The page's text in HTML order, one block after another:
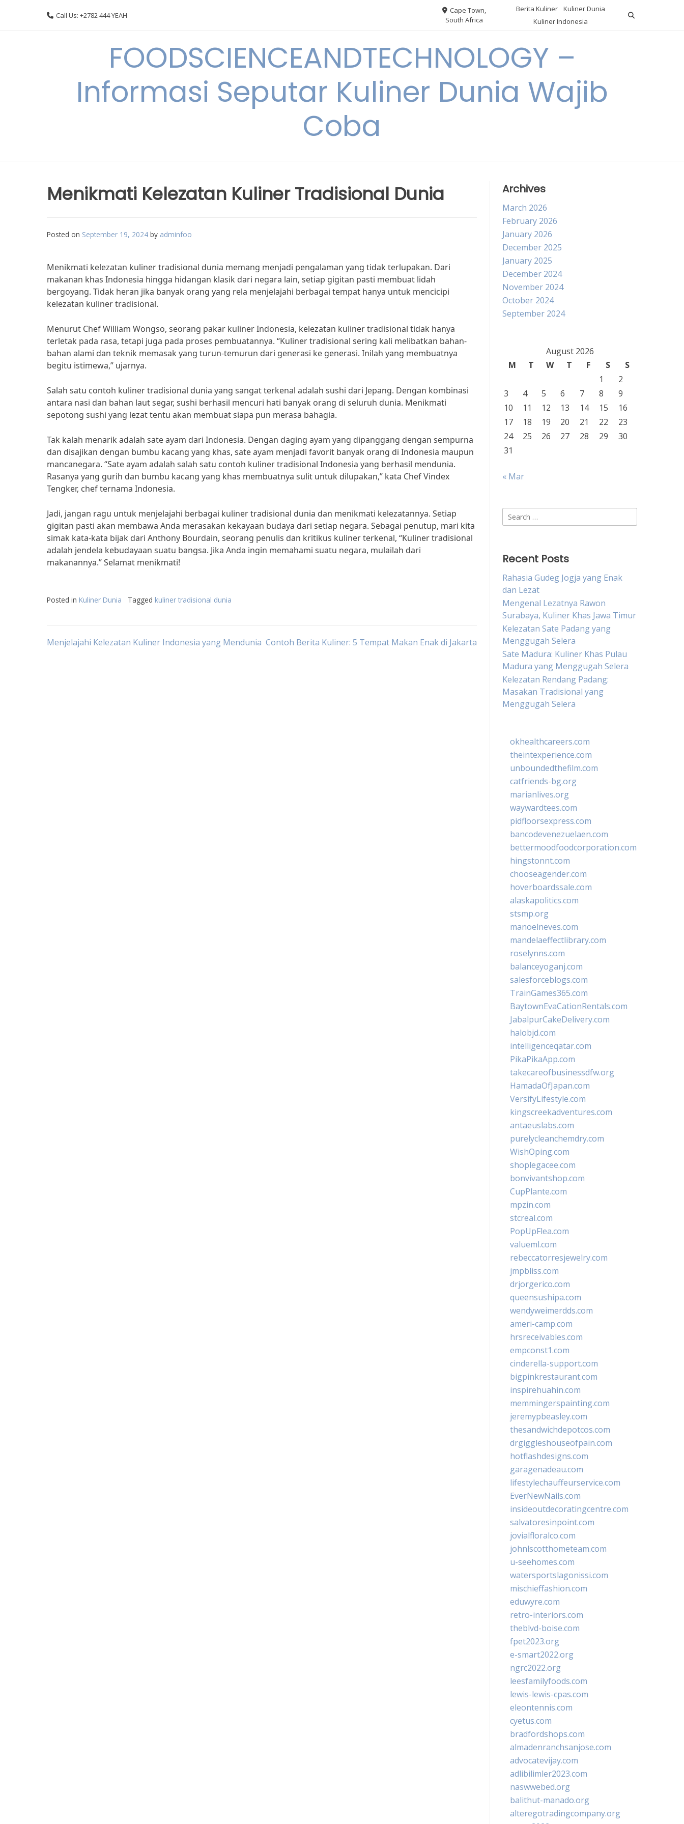
Call Us: +2782 444 YEAH
Cape Town,
South Africa
Berita Kuliner
Kuliner Dunia
Kuliner Indonesia
FOODSCIENCEANDTECHNOLOGY –
Informasi Seputar Kuliner Dunia Wajib
Coba
Menikmati Kelezatan Kuliner Tradisional Dunia
Posted on September 19, 2024 by adminfoo
Menikmati kelezatan kuliner tradisional dunia memang menjadi pengalaman yang tidak terlupakan. Dari
makanan khas Indonesia hingga hidangan klasik dari negara lain, setiap gigitan pasti membuat lidah
bergoyang. Tidak heran jika banyak orang yang rela menjelajahi berbagai tempat hanya untuk mencicipi
kelezatan kuliner tradisional.
Menurut Chef William Wongso, seorang pakar kuliner Indonesia, kelezatan kuliner tradisional tidak hanya
terletak pada rasa, tetapi juga pada proses pembuatannya. “Kuliner tradisional sering kali melibatkan bahan-
bahan alami dan teknik memasak yang turun-temurun dari generasi ke generasi. Inilah yang membuatnya
begitu istimewa,” ujarnya.
Salah satu contoh kuliner tradisional dunia yang sangat terkenal adalah sushi dari Jepang. Dengan kombinasi
antara nasi dan bahan laut segar, sushi berhasil mencuri hati banyak orang di seluruh dunia. Menikmati
sepotong sushi yang lezat tentu akan membuat siapa pun merasa bahagia.
Tak kalah menarik adalah sate ayam dari Indonesia. Dengan daging ayam yang dipanggang dengan sempurna
dan disajikan dengan bumbu kacang yang khas, sate ayam menjadi favorit banyak orang di Indonesia maupun
mancanegara. “Sate ayam adalah salah satu contoh kuliner tradisional Indonesia yang berhasil mendunia.
Rasanya yang gurih dan bumbu kacang yang khas membuatnya sulit untuk dilupakan,” kata Chef Vindex
Tengker, chef ternama Indonesia.
Jadi, jangan ragu untuk menjelajahi berbagai kuliner tradisional dunia dan menikmati kelezatannya. Setiap
gigitan pasti akan membawa Anda merasakan kekayaan budaya dari setiap negara. Sebagai penutup, mari kita
simak kata-kata bijak dari Anthony Bourdain, seorang penulis dan kritikus kuliner terkenal, “Kuliner tradisional
adalah jendela kebudayaan suatu bangsa. Jika Anda ingin memahami suatu negara, mulailah dari
makanannya.” Selamat menikmati!
Posted in Kuliner Dunia Tagged kuliner tradisional dunia
Post
Menjelajahi Kelezatan Kuliner Indonesia yang Mendunia Contoh Berita Kuliner: 5 Tempat Makan Enak di Jakarta
Archives
March 2026
February 2026
January 2026
December 2025
January 2025
December 2024
November 2024
October 2024
September 2024
August 2026
M
T W T F S
S
1
2
3
4 5 6 7 8
9
10
11 12 13 14 15
16
17
18 19 20 21 22
23
24
25 26 27 28 29
30
31
« Mar
Search
for:
Recent Posts
Rahasia Gudeg Jogja yang Enak
dan Lezat
Mengenal Lezatnya Rawon
Surabaya, Kuliner Khas Jawa Timur
Kelezatan Sate Padang yang
Menggugah Selera
Sate Madura: Kuliner Khas Pulau
Madura yang Menggugah Selera
Kelezatan Rendang Padang:
Masakan Tradisional yang
Menggugah Selera
okhealthcareers.com
theintexperience.com
unboundedthefilm.com
catfriends-bg.org
marianlives.org
waywardtees.com
pidfloorsexpress.com
bancodevenezuelaen.com
bettermoodfoodcorporation.com
hingstonnt.com
chooseagender.com
hoverboardssale.com
alaskapolitics.com
stsmp.org
manoelneves.com
mandelaeffectlibrary.com
roselynns.com
balanceyoganj.com
salesforceblogs.com
TrainGames365.com
BaytownEvaCationRentals.com
JabalpurCakeDelivery.com
halobjd.com
intelligenceqatar.com
PikaPikaApp.com
takecareofbusinessdfw.org
HamadaOfJapan.com
VersifyLifestyle.com
kingscreekadventures.com
antaeuslabs.com
purelycleanchemdry.com
WishOping.com
shoplegacee.com
bonvivantshop.com
CupPlante.com
mpzin.com
stcreal.com
PopUpFlea.com
valueml.com
rebeccatorresjewelry.com
jmpbliss.com
drjorgerico.com
queensushipa.com
wendyweimerdds.com
ameri-camp.com
hrsreceivables.com
empconst1.com
cinderella-support.com
bigpinkrestaurant.com
inspirehuahin.com
memmingerspainting.com
jeremypbeasley.com
thesandwichdepotcos.com
drgiggleshouseofpain.com
hotflashdesigns.com
garagenadeau.com
lifestylechauffeurservice.com
EverNewNails.com
insideoutdecoratingcentre.com
salvatoresinpoint.com
jovialfloralco.com
johnlscotthometeam.com
u-seehomes.com
watersportslagonissi.com
mischieffashion.com
eduwyre.com
retro-interiors.com
theblvd-boise.com
fpet2023.org
e-smart2022.org
ngrc2022.org
leesfamilyfoods.com
lewis-lewis-cpas.com
eleontennis.com
cyetus.com
bradfordshops.com
almadenranchsanjose.com
advocatevijay.com
adlibilimler2023.com
naswwebed.org
balithut-manado.org
alteregotradingcompany.org